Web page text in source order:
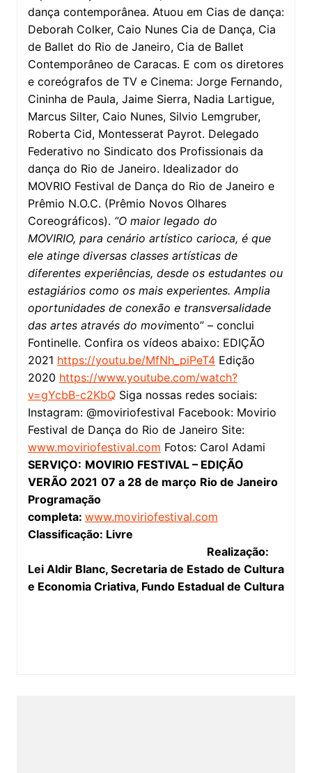
dança contemporânea. Atuou em Cias de dança:
Deborah Colker, Caio Nunes Cia de Dança, Cia
de Ballet do Rio de Janeiro, Cia de Ballet
Contemporâneo de Caracas. E com os diretores
e coreógrafos de TV e Cinema: Jorge Fernando,
Cininha de Paula, Jaime Sierra, Nadia Lartigue,
Marcus Silter, Caio Nunes, Silvio Lemgruber,
Roberta Cid, Montesserat Payrot. Delegado
Federativo no Sindicato dos Profissionais da
dança do Rio de Janeiro. Idealizador do
MOVRIO Festival de Dança do Rio de Janeiro e
Prêmio N.O.C. (Prêmio Novos Olhares
Coreográficos). “O maior legado do
MOVIRIO, para cenário artístico carioca, é que
ele atinge diversas classes artísticas de
diferentes experiências, desde os estudantes ou
estagiários como os mais experientes. Amplia
oportunidades de conexão e transversalidade
das artes através do movimento” – conclui
Fontinelle. Confira os vídeos abaixo: EDIÇÃO
2021 https://youtu.be/MfNh_piPeT4Edição
2020 https://www.youtube.com/watch?
v=gYcbB-c2KbQSiga nossas redes sociais:
Instagram: @moviriofestival Facebook: Movirio
Festival de Dança do Rio de Janeiro Site:
www.moviriofestival.com Fotos: Carol Adami
SERVIÇO: MOVIRIO FESTIVAL – EDIÇÃO
VERÃO 2021 07 a 28 de março Rio de Janeiro
Programação
completa: www.moviriofestival.com
Classificação: Livre
Realização:
Lei Aldir Blanc, Secretaria de Estado de Cultura
e Economia Criativa, Fundo Estadual de Cultura